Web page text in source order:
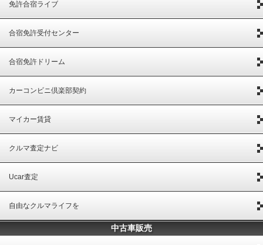
免許合宿ライブ
合宿免許受付センター
合宿免許ドリーム
カーコンビニ倶楽部契約
マイカー賃貸
クルマ査定ナビ
Ucar査定
自由なクルマライフを
中古車販売